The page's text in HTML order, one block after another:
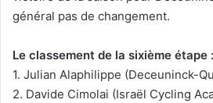
général pas de changement.
Le classement de la sixième étape :
1. Julian Alaphilippe (Deceuninck-
2. Davide Cimolai (Israël Cycling